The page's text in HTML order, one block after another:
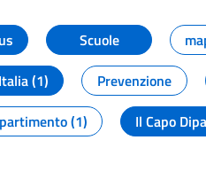
Scuole
(1) Prevenzione
(1) Il Capo